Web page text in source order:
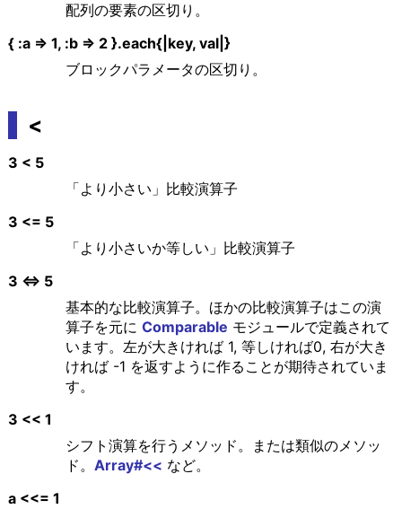
配列の要素の区切り。
{ :a => 1, :b => 2 }.each{|key, val|}
ブロックパラメータの区切り。
<
3 < 5
「より小さい」比較演算子
3 <= 5
「より小さいか等しい」比較演算子
3 <=> 5
基本的な比較演算子。ほかの比較演算子はこの演
算子を元に Comparable モジュールで定義されて
います。左が大きければ 1, 等しければ0, 右が大き
ければ -1 を返すように作ることが期待されていま
す。
3 << 1
シフト演算を行うメソッド。または類似のメソッ
ド。 Array#<< など。
a <<= 1